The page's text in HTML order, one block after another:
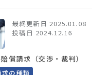
最終更新日 2025.01.08
投稿日 2024.12.16
償請求（交渉・裁判）
求の種類